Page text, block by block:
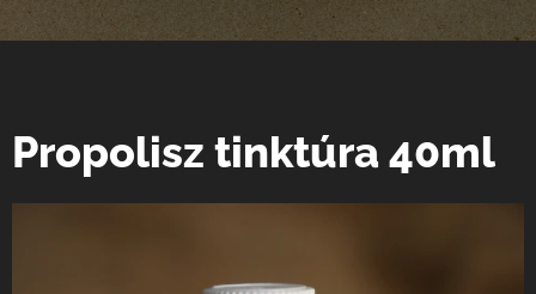
Propolisz tinktúra 40ml